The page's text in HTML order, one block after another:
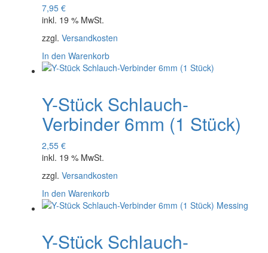
7,95 €
inkl. 19 % MwSt.
zzgl. Versandkosten
In den Warenkorb
Y-Stück Schlauch-
Verbinder 6mm (1 Stück)
2,55 €
inkl. 19 % MwSt.
zzgl. Versandkosten
In den Warenkorb
Y-Stück Schlauch-